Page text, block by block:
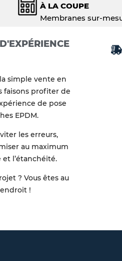
À LA COUPE
Membranes sur-
simple vente en
faisons profiter de
de pose
EPDM.
les erreurs,
au maximum
l’étanchéité.
? Vous êtes au
!